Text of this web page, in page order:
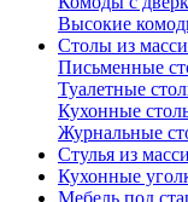
Высокие
Столы из
Письменные
Туалетные
Кухонные
Журнальные
Стулья из
Кухонные
Мебель под